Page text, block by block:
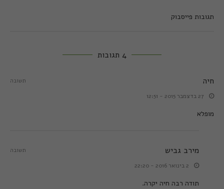
תגובות פייסבוק
4 תגובות
חיה
27 בדצמבר 2015 - 12:51
מופלא
תשובה
מירב גביש
2 בינואר 2016 - 22:20
תודה רבה חיה יקרה.
תשובה